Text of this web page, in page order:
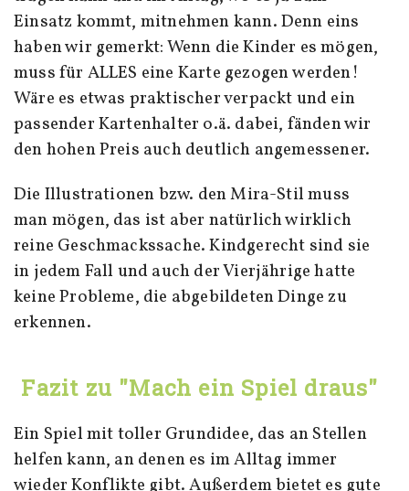
Einsatz kommt, mitnehmen kann. Denn eins
haben wir gemerkt: Wenn die Kinder es mögen,
muss für ALLES eine Karte gezogen werden!
Wäre es etwas praktischer verpackt und ein
passender Kartenhalter o.ä. dabei, fänden wir
den hohen Preis auch deutlich angemessener.
Die Illustrationen bzw. den Mira-Stil muss
man mögen, das ist aber natürlich wirklich
reine Geschmackssache. Kindgerecht sind sie
in jedem Fall und auch der Vierjährige hatte
keine Probleme, die abgebildeten Dinge zu
erkennen.
Fazit zu "Mach ein Spiel draus"
Ein Spiel mit toller Grundidee, das an Stellen
helfen kann, an denen es im Alltag immer
wieder Konflikte gibt. Außerdem bietet es gute